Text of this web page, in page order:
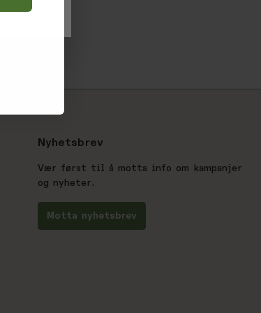
Nyhetsbrev
Vær først til å motta info om kampanjer
og nyheter.
Motta nyhetsbrev